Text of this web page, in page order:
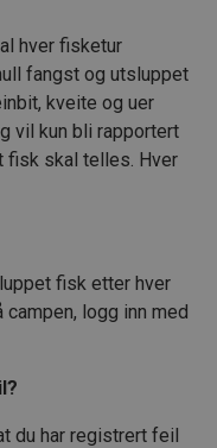
hver fisketur
fangst og utsluppet
kveite og uer
vil kun bli rapportert
fisk skal telles. Hver
fisk etter hver
logg inn med
du har registrert feil